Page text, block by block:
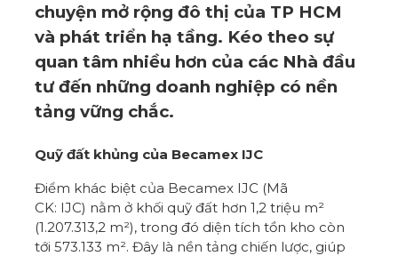
chuyện mở rộng đô thị của TP HCM
và phát triển hạ tầng. Kéo theo sự
quan tâm nhiều hơn của các Nhà đầu
tư đến những doanh nghiệp có nền
tảng vững chắc.
Quỹ đất khủng của Becamex IJC
Điểm khác biệt của Becamex IJC (Mã
CK: IJC) nằm ở khối quỹ đất hơn 1,2 triệu m²
(1.207.313,2 m²), trong đó diện tích tồn kho còn
tới 573.133 m². Đây là nền tảng chiến lược, giúp